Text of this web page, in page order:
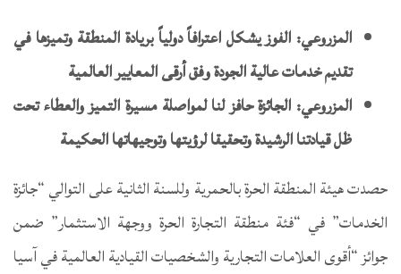
المزروعي: الفوز يشكل اعترافاً دولياً بريادة المنطقة وتميزها في
تقديم خدمات عالية الجودة وفق أرقى المعايير العالمية
المزروعي: الجائزة حافز لنا لمواصلة مسيرة التميز والعطاء تحت
ظل قيادتنا الرشيدة وتحقيقا لرؤيتها وتوجيهاتها الحكيمة
حصدت هيئة المنطقة الحرة بالحمرية وللسنة الثانية على التوالي “جائزة
الخدمات” في “فئة منطقة التجارة الحرة ووجهة الاستثمار” ضمن
جوائز “أقوى العلامات التجارية والشخصيات القيادية العالمية في آسيا